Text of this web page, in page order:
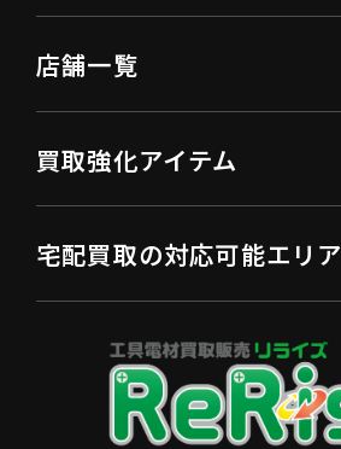
店舗一覧
買取強化アイテム
宅配買取の対応可能エリア